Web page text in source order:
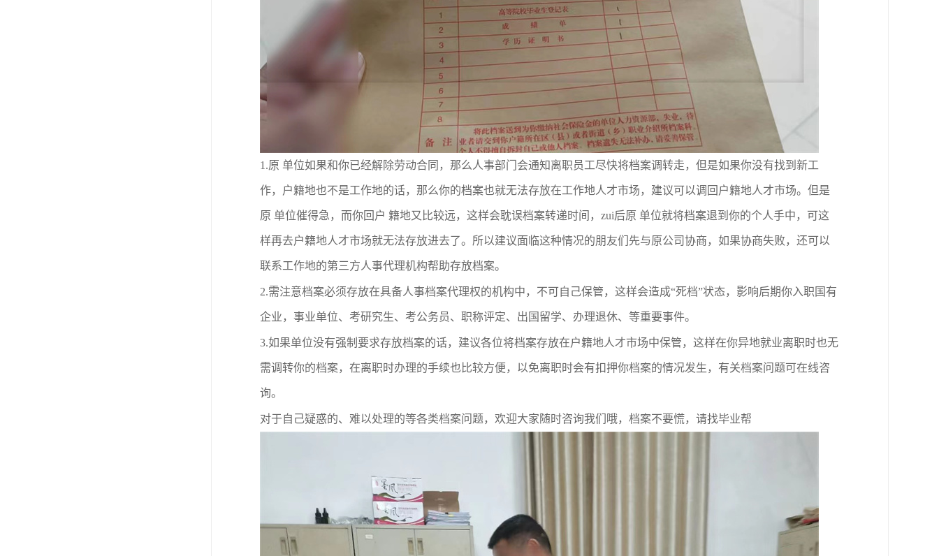
1.原 单位如果和你已经解除劳动合同，那么人事部门会通知离职员工尽快将档案调转走，但是如果你没有找到新工
作，户籍地也不是工作地的话，那么你的档案也就无法存放在工作地人才市场，建议可以调回户籍地人才市场。但是
原 单位催得急，而你回户 籍地又比较远，这样会耽误档案转递时间， zui后原 单位就将档案退到你的个人手中，可这
样再去户籍地人才市场就无法存放进去了。所以建议面临这种情况的朋友们先与原公司协商，如果协商失败，还可以
联系工作地的第三方人事代理机构帮助存放档案。
2.需注意档案必须存放在具备人事档案代理权的机构中，不可自己保管，这样会造成“死档”状态，影响后期你入职 国有
企业 ，事业单位、考研究生、考公务员、职称评定、出国留学、办理退休、等重要事件。
3.如果单位没有强制要求存放档案的话，建议各位将档案存放在户籍地人才市场中保管，这样在你异地就业离职时也无
需调转你的档案，在离职时办理的手续也比较方便，以免离职时会有扣押你档案的情况发生，有关档案问题可在线咨
询。
对于自己疑惑的、难以处理的等各类档案问题，欢迎大家随时咨询我们哦，档案不要慌，请找毕业帮